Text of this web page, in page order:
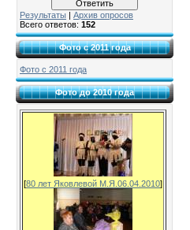
Результаты
Архив опросов
Всего ответов: 152
Фото с 2011 года
Фото с 2011 года
Фото до 2010 года
[80 лет Яковлевой М.Я.06.04.2010]